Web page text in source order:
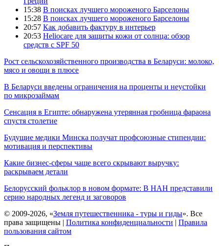
15:38 В поисках лучшего мороженого Барселоны
15:28 В поисках лучшего мороженого Барселоны
20:57 Как добавить фактуру в интерьер
20:53 Heliocare для защиты кожи от солнца: обзор
средств с SPF 50
Рост сельскохозяйственного производства в Беларуси: молоко,
мясо и овощи в плюсе
В Беларуси введены ограничения на проценты и неустойки
по микрозаймам
Сенсация в Египте: обнаружена утерянная гробница фараона
спустя столетие
Будущие медики Минска получат профсоюзные стипендии:
мотивация и перспективы
Какие бизнес-сферы чаще всего скрывают выручку:
раскрываем детали
Белорусский фольклор в новом формате: В НАН представили
серию народных легенд и заговоров
© 2009-2026, «Земля путешественника - туры и гиды». Все
права защищены | Политика конфиденциальности | Правила
пользования сайтом